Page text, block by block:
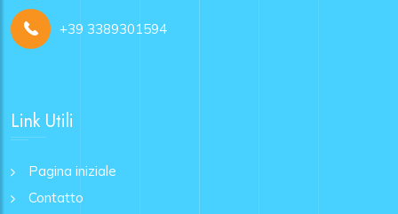
+39 3389301594
Link Utili
Pagina iniziale
Contatto